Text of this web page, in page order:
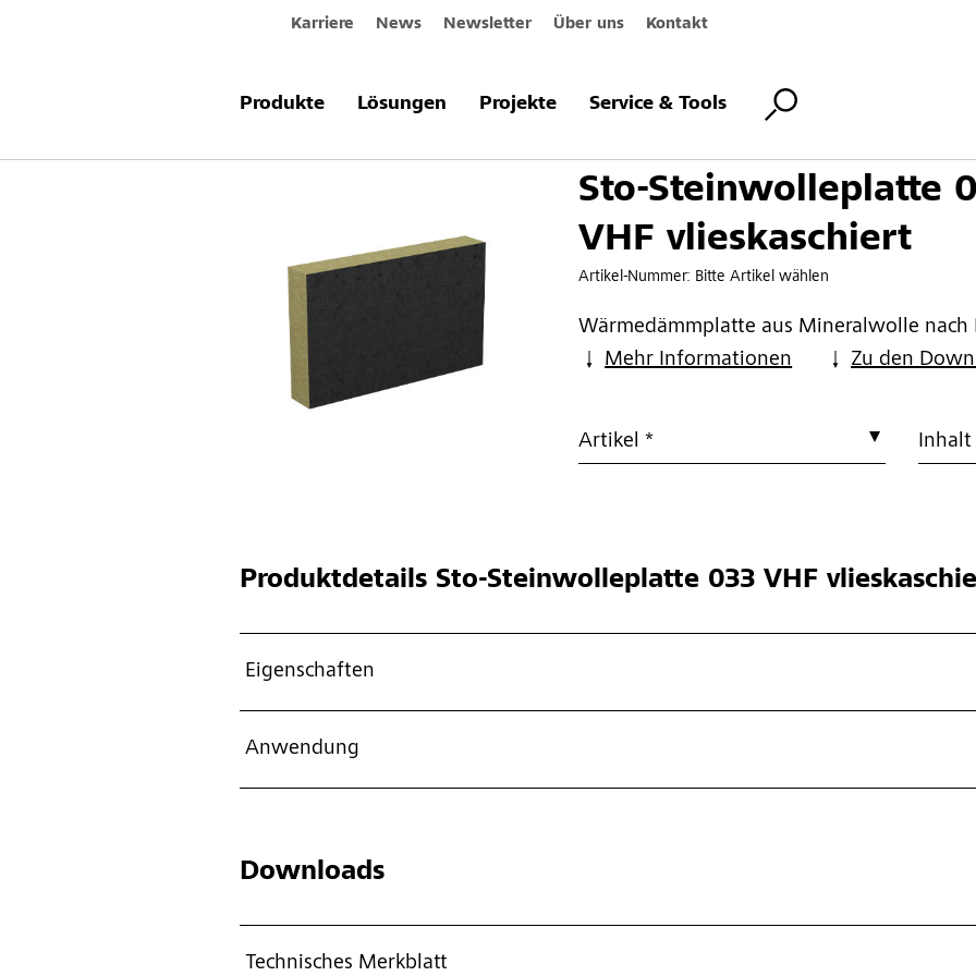
Karriere News Newsletter Über uns Kontakt
Produkte Lösungen Projekte Service & Tools
Produkte & Systeme Sto-Steinwolleplatte 033 VHF vlieskaschiert
Sto-Steinwolleplatte
VHF vlieskaschiert
Artikel-Nummer: Bitte Artikel wählen
Wärmedämmplatte aus Mineralwolle nach
Mehr Informationen
Zu den
Artikel * Inhalt
ProduktdetailsSto-Steinwolleplatte 033 VHF
Eigenschaften
Anwendung
Downloads
Technisches Merkblatt